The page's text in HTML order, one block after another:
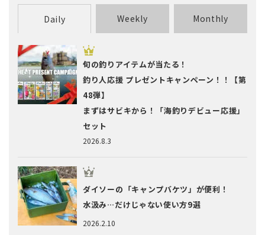
Daily Weekly Monthly
2026.8.3
旬の釣りアイテムが当たる！
釣り人応援 プレゼントキャンペーン！！【第
48弾】
まずはサビキから！「海釣りデビュー応援」
セット
2026.2.10
ダイソーの「キャンプバケツ」が便利！
水汲み…だけじゃない使い方9選